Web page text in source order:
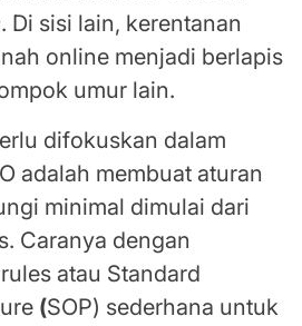
. Di sisi lain, kerentanan
online menjadi berlapis
umur lain.
difokuskan dalam
adalah membuat aturan
minimal dimulai dari
Caranya dengan
atau Standard
(SOP) sederhana untuk